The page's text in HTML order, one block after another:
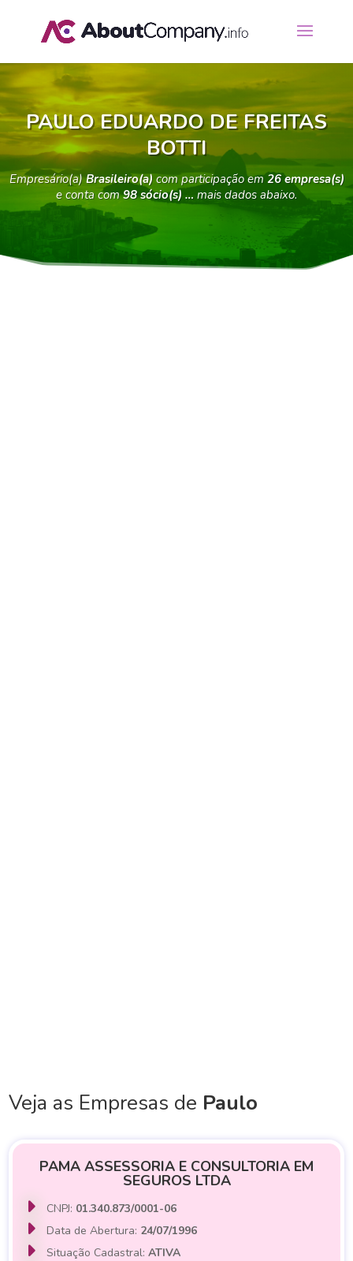
PAULO EDUARDO DE FREITAS
BOTTI
Empresário(a)Brasileiro(a)com participação em26 empresa(s)
e conta com98 sócio(s) … mais dados abaixo.
Veja as Empresas de Paulo
PAMA ASSESSORIA E CONSULTORIA EM
SEGUROS LTDA
CNPJ: 01.340.873/0001-06
Data de Abertura: 24/07/1996
Situação Cadastral:ATIVA